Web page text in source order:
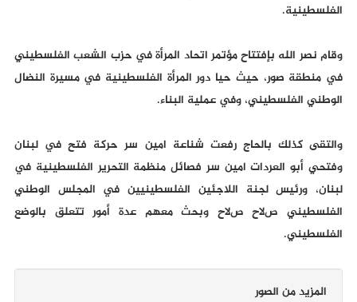
الفلسطينية.
وقام نصر الله بإفتتاح مؤتمر اتحاد المرأة في حزب الشعب الفلسطيني
في منطقة صور، حيث حيا دور المرأة الفلسطينية في مسيرة النضال
الوطني الفلسطيني، وفي عملية البناء.
والتقى كذلك بالحاج رفعت شناعة امين سر حركة فتح في لبنان
وفتحي أبو العردات امين سر فصائل منظمة التحرير الفلسطينية في
لبنان، ورئيس لجنة اللاجئين الفلسطينيين في المجلس الوطني
الفلسطيني صﻻح صﻻح وبحث معهم عدة أمور تتعلق بالوضع
الفلسطيني.
المزيد من الصور